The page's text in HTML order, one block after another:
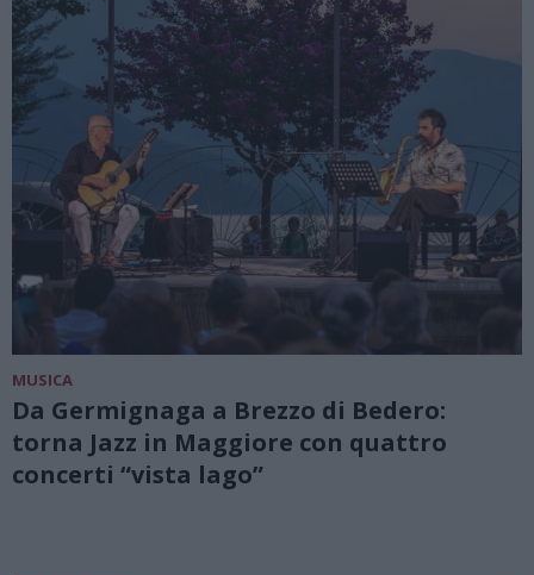
MUSICA
Da Germignaga a Brezzo di Bedero:
torna Jazz in Maggiore con quattro
concerti “vista lago”